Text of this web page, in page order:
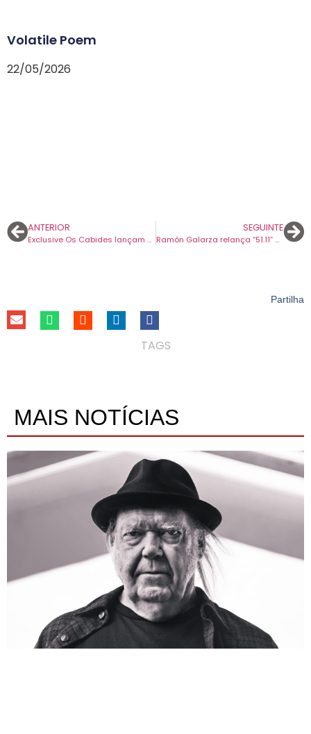
Volatile Poem
22/05/2026
ANTERIOR
Exclusive Os Cabides lançam o EP “Feliz e triste ao mesmo tempo”.
SEGUINTE
Ramón Galarza relança “51.11” em edição remasterizada e inaugura o universo “Herr G Projects”.
Partilha
TAGS
MAIS NOTÍCIAS